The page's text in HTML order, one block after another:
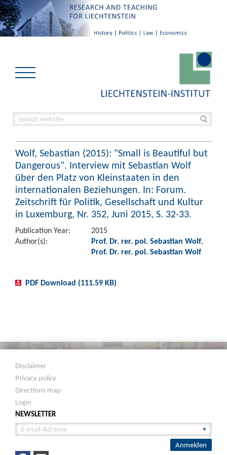
Wolf, Sebastian (2015): "Small is Beautiful but
Dangerous". Interview mit Sebastian Wolf
über den Platz von Kleinstaaten in den
internationalen Beziehungen. In: Forum.
Zeitschrift für Politik, Gesellschaft und Kultur
in Luxemburg, Nr. 352, Juni 2015, S. 32-33.
Publication Year:
2015
Author(s):
Prof. Dr. rer. pol. Sebastian Wolf,
Prof. Dr. rer. pol. Sebastian Wolf
PDF Download (111.59 KB)
Disclaimer
Privacy policy
Directions map
Login
NEWSLETTER